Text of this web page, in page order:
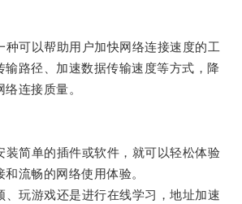
可以帮助用户加快网络连接速度的工
输路径、加速数据传输速度等方式，降
连接质量。
简单的插件或软件，就可以轻松体验
流畅的网络使用体验。
玩游戏还是进行在线学习，地址加速